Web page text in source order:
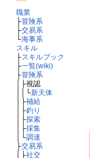
職業
├冒険系
├交易系
└海事系
スキル
├スキルブック
├一覧(wiki)
├冒険系
│├視認
││└新天体
│├補給
│├釣り
│├探索
│├採集
│└調達
├交易系
│├社交